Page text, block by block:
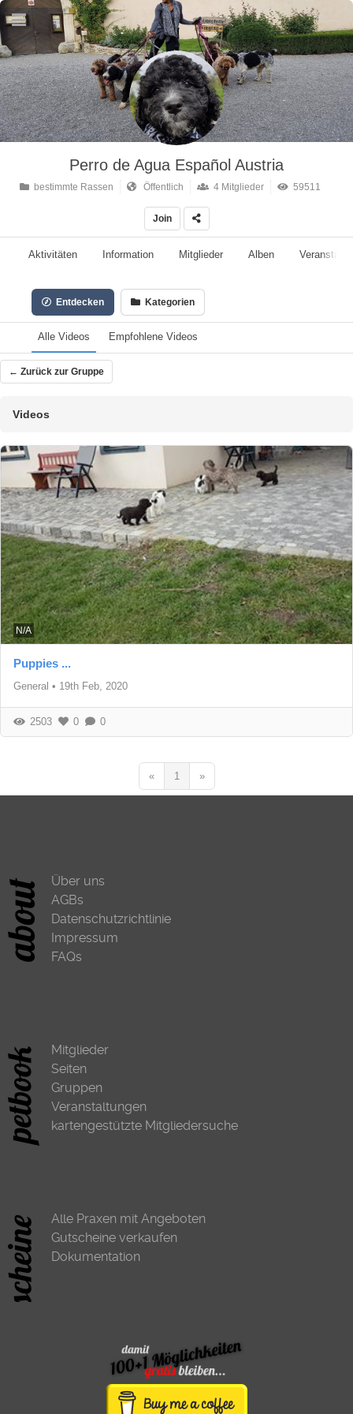
Perro de Agua Español Austria
bestimmte Rassen Öffentlich 4 Mitglieder 59511
Join
Aktivitäten Information Mitglieder Alben
Entdecken Kategorien
Alle Videos Empfohlene Videos
← Zurück zur Gruppe
Videos
N/A
Puppies ...
General • 19th Feb, 2020
2503 0 0
« 1 »
Über uns
AGBs
Datenschutzrichtlinie
Impressum
FAQs
Mitglieder
Seiten
Gruppen
Veranstaltungen
kartengestützte Mitgliedersuche
Alle Praxen mit Angeboten
Gutscheine verkaufen
Dokumentation